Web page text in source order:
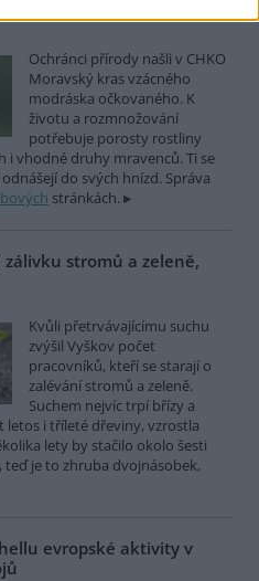
Ochránci přírody našli v CHKO
Moravský kras vzácného
modráska očkovaného. K
životu a rozmnožování
potřebuje porosty rostliny
i vhodné druhy mravenců. Ti se
do svých hnízd. Správa
stránkách.
stromů a zeleně,
Kvůli přetrvávajícímu suchu
zvýšil Vyškov počet
pracovníků, kteří se starají o
zalévání stromů a zeleně.
Suchem nejvíc trpí břízy a
letos i tříleté dřeviny, vzrostla
lety by stačilo okolo šesti
je to zhruba dvojnásobek,
evropské aktivity v